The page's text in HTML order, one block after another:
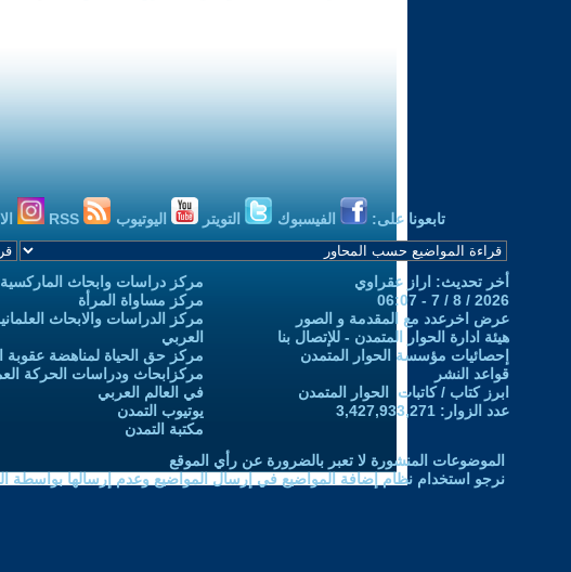
تابعونا على: الفيسبوك التويتر اليوتيوب
أخر تحديث: اراز عقراوي
2026 / 8 / 7 - 06:07
عرض اخرعدد مع المقدمة و الصور
هيئة ادارة الحوار المتمدن - للإتصال بنا
إحصائيات مؤسسة الحوار المتمدن
قواعد النشر
ابرز كتاب / كاتبات الحوار المتمدن
عدد الزوار: 3,427,933,271
مركز دراسات وابحاث الماركسية
مركز مساواة المرأة
مركز الدراسات والابحاث
العربي
مركز حق الحياة لمناهضة عقوبة
مركزابحاث ودراسات الحركة
في العالم العربي
يوتيوب التمدن
مكتبة التمدن
الموضوعات المنشورة لا تعبر بالضرورة عن رأي الموقع
نرجو استخدام نظام إضافة المواضيع في إرسال المواضيع وعدم إرسالها بواسطة